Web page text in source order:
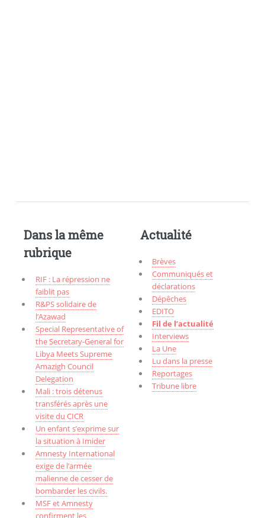
Dans la même
rubrique
RIF : La répression ne
faiblit pas
R&PS solidaire de
l’Azawad
Special Representative of
the Secretary-General for
Libya Meets Supreme
Amazigh Council
Delegation
Mali : trois détenus
transférés après une
visite du CICR
Un enfant s’exprime sur
la situation à Imider
Amnesty International
exige de l’armée
malienne de cesser de
bombarder les civils.
MSF et Amnesty
confirment les
Actualité
Brèves
Communiqués et
déclarations
Dépêches
EDITO
Fil de l’actualité
Interviews
La Une
Lu dans la presse
Reportages
Tribune libre